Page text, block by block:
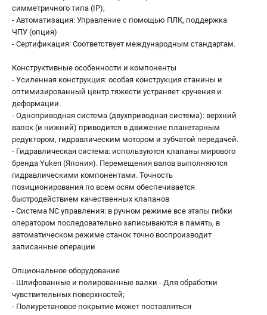
симметричного типа (IP);
- Автоматизация: Управление с помощью ПЛК, поддержка
ЧПУ (опция)
- Сертификация: Соответствует международным стандартам.
Конструктивные особенности и компоненты
- Усиленная конструкция: особая конструкция станины и
оптимизированный центр тяжести устраняет кручения и
деформации.
- Одноприводная система (двухприводная система): верхний
валок (и нижний) приводится в движение планетарным
редуктором, гидравлическим мотором и зубчатой передачей.
- Гидравлическая система: используются клапаны мирового
бренда Yuken (Япония). Перемещения валов выполняются
гидравлическими компонентами. Точность
позиционирования по всем осям обеспечивается
быстродействием качественных клапанов
- Система NC управления: в ручном режиме все этапы гибки
оператором последовательно записываются в память, в
автоматическом режиме станок точно воспроизводит
записанные операции
Опциональное оборудование
- Шлифованные и полированные валки - Для обработки
чувствительных поверхностей;
- Полиуретановое покрытие может поставляться